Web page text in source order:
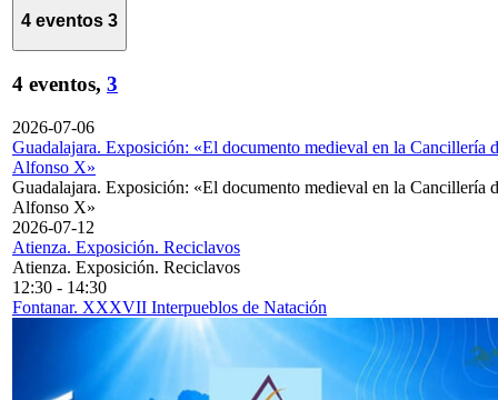
4 eventos 3
4 eventos, 3
2026-07-06
Guadalajara. Exposición: «El documento medieval en la Cancillería
Alfonso X»
Guadalajara. Exposición: «El documento medieval en la Cancillería
Alfonso X»
2026-07-12
Atienza. Exposición. Reciclavos
Atienza. Exposición. Reciclavos
12:30 - 14:30
Fontanar. XXXVII Interpueblos de Natación